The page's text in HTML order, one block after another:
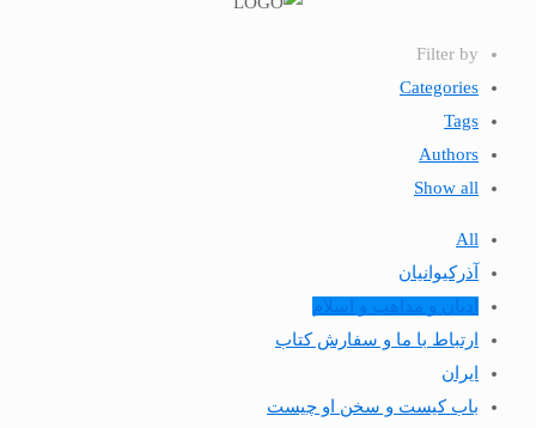
Filter by
Categories
Tags
Authors
Show all
All
آذرکیوانیان
ادیان و مذاهب و اسلام
ارتباط با ما و سفارش کتاب
ایران
باب کیست و سخن او چیست